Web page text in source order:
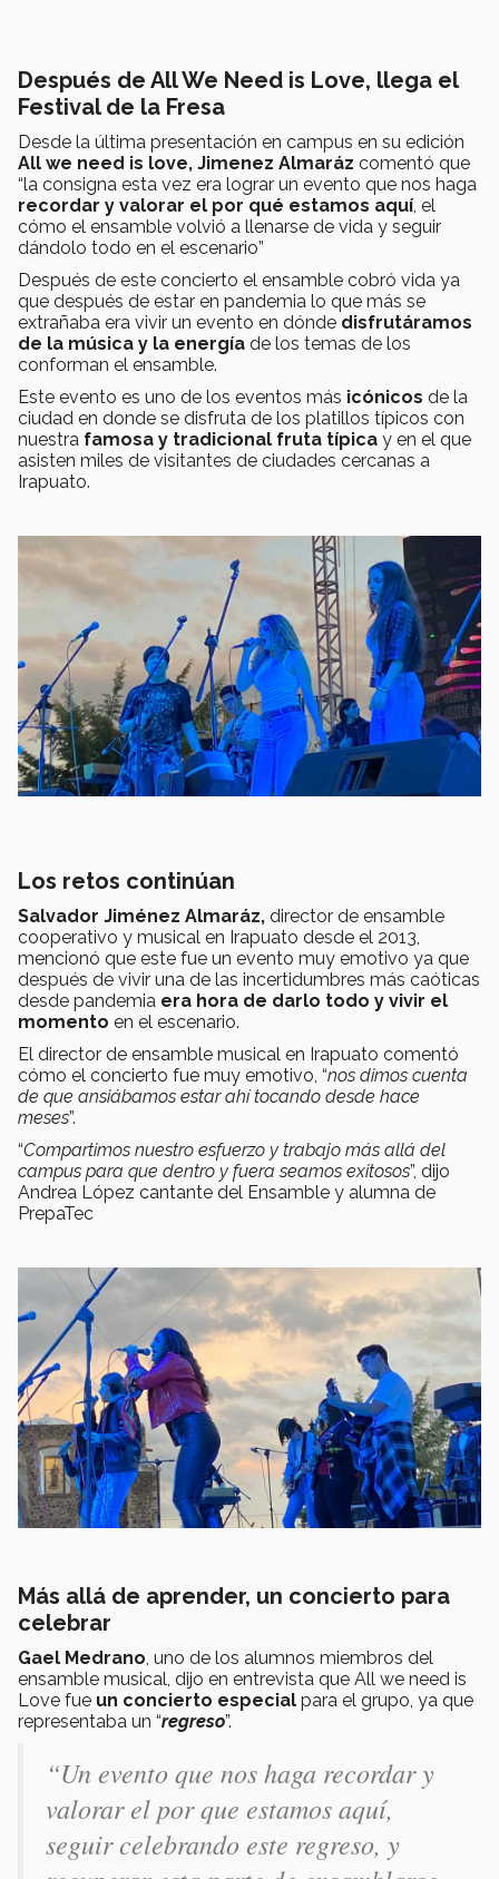
Después de All We Need is Love, llega el
Festival de la Fresa
Desde la última presentación en campus en su edición
All we need is love, Jimenez Almaráz comentó que
“la consigna esta vez era lograr un evento que nos haga
recordar y valorar el por qué estamos aquí , el
cómo el ensamble volvió a llenarse de vida y seguir
dándolo todo en el escenario”
Después de este concierto el ensamble cobró vida ya
que después de estar en pandemia lo que más se
extrañaba era vivir un evento en dónde disfrutáramos
de la música y la energía de los temas de los
conforman el ensamble.
Este evento es uno de los eventos más icónicos de la
ciudad en donde se disfruta de los platillos típicos con
nuestra famosa y tradicional fruta típica y en el que
asisten miles de visitantes de ciudades cercanas a
Irapuato.
Los retos continúan
Salvador Jiménez Almaráz, director de ensamble
cooperativo y musical en Irapuato desde el 2013,
mencionó que este fue un evento muy emotivo ya que
después de vivir una de las incertidumbres más caóticas
desde pandemia era hora de darlo todo y vivir el
momento en el escenario.
El director de ensamble musical en Irapuato comentó
cómo el concierto fue muy emotivo, “nos dimos cuenta
de que ansiábamos estar ahí tocando desde hace
meses”.
“Compartimos nuestro esfuerzo y trabajo más allá del
campus para que dentro y fuera seamos exitosos”, dijo
Andrea López cantante del Ensamble y alumna de
PrepaTec
Más allá de aprender, un concierto para
celebrar
Gael Medrano , uno de los alumnos miembros del
ensamble musical, dijo en entrevista que All we need is
Love fue un concierto especial para el grupo, ya que
representaba un “regreso”.
“Un evento que nos haga recordar y
valorar el por que estamos aquí,
seguir celebrando este regreso, y